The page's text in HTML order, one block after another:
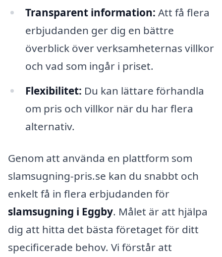
Transparent information: Att få flera
erbjudanden ger dig en bättre
överblick över verksamheternas villkor
och vad som ingår i priset.
Flexibilitet: Du kan lättare förhandla
om pris och villkor när du har flera
alternativ.
Genom att använda en plattform som
slamsugning-pris.se kan du snabbt och
enkelt få in flera erbjudanden för
slamsugning i Eggby. Målet är att hjälpa
dig att hitta det bästa företaget för ditt
specificerade behov. Vi förstår att